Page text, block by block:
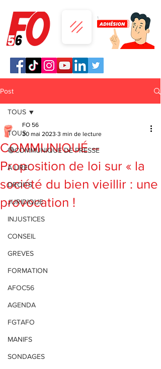
Post
TOUS
🔴COMMUNIQUE DE PRESSE
A LIRE!
DROITS
JURIDIQUE
INJUSTICES
CONSEIL
GREVES
FORMATION
AFOC56
AGENDA
FGTAFO
MANIFS
SONDAGES
TOUS
COMMUNIQUÉ –
Proposition de loi sur « la
société du bien vieillir : une
provocation !
FO 56
30 mai 2023 3 min de lecture